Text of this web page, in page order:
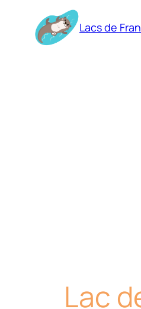
contenu
Lacs de
Lac